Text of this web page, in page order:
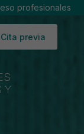
profesionales
Cita previa
Y